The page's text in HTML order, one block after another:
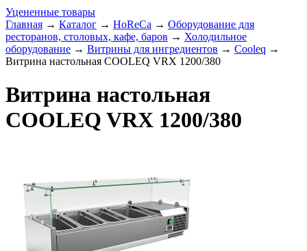
Уцененные товары
Главная → Каталог → HoReCa → Оборудование для
ресторанов, столовых, кафе, баров → Холодильное
оборудование → Витрины для ингредиентов → Cooleq →
Витрина настольная COOLEQ VRX 1200/380
Витрина настольная
COOLEQ VRX 1200/380